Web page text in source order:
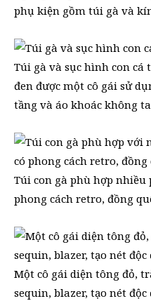
phụ kiện gồm túi gà và
Túi gà và sục hình con cá
đen được một cô gái sử
tầng và áo khoác không
Túi con gà phù hợp nhiều
phong cách retro, đồng
Một cô gái diện tông đỏ,
sequin, blazer, tạo nét